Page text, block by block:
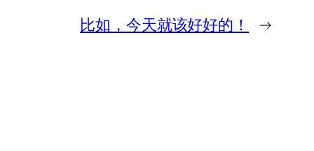
比如，今天就该好好的！ →